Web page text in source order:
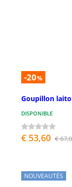
-20%
Goupillon
DISPONIBLE
€ 53,60 €
NOUVEAUTÉS